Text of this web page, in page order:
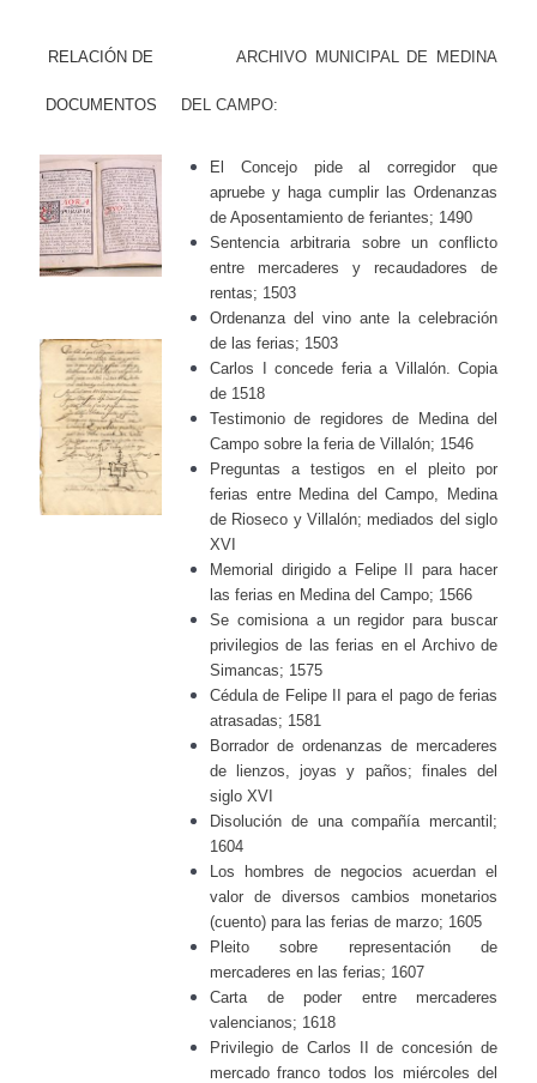
RELACIÓN DE
DOCUMENTOS
ARCHIVO MUNICIPAL DE MEDINA
DEL CAMPO:
El Concejo pide al corregidor que
apruebe y haga cumplir las Ordenanzas
de Aposentamiento de feriantes; 1490
Sentencia arbitrariasobre un conflicto
entre mercaderes y recaudadores de
rentas; 1503
Ordenanza del vino ante la celebración
de las ferias; 1503
Carlos I concede feria a Villalón. Copia
de 1518
Testimonio de regidores de Medina del
Campo sobre la feria de Villalón; 1546
Preguntas a testigos en el pleito por
ferias entre Medina del Campo, Medina
de Rioseco y Villalón; mediados del siglo
XVI
Memorial dirigido a Felipe II para hacer
las ferias en Medina del Campo; 1566
Se comisiona a un regidor para buscar
privilegios de las ferias en el Archivo de
Simancas; 1575
Cédula de Felipe II para el pago de ferias
atrasadas; 1581
Borrador de ordenanzas de mercaderes
de lienzos, joyas y paños; finales del
siglo XVI
Disolución de una compañía mercantil;
1604
Los hombres de negocios acuerdan el
valor de diversos cambios monetarios
(cuento) para las ferias de marzo; 1605
Pleito sobre representación de
mercaderes en las ferias; 1607
Carta de poder entre mercaderes
valencianos; 1618
Privilegio de Carlos II de concesión de
mercado franco todos los miércoles del